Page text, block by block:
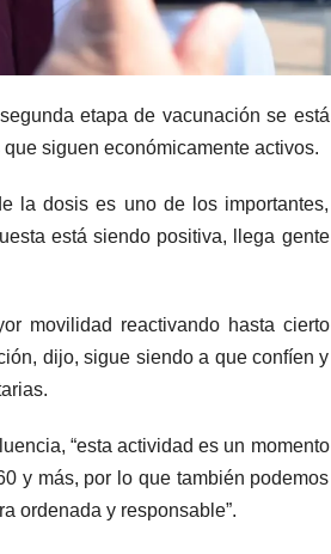
etapa de vacunación se está
siguen económicamente activos.
la dosis es uno de los importantes,
está siendo positiva, llega gente
movilidad reactivando hasta cierto
dijo, sigue siendo a que confíen y
“esta actividad es un momento
y más, por lo que también podemos
ordenada y responsable”.